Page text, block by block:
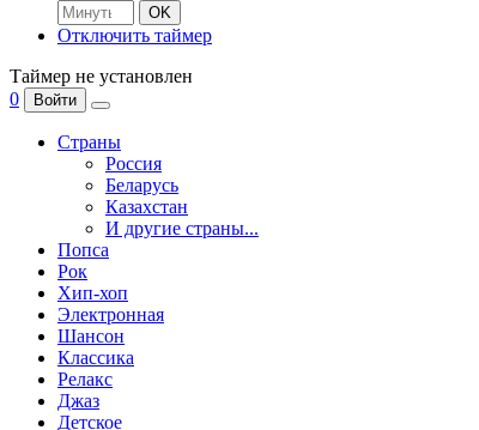
OK
Отключить таймер
Таймер не установлен
0
Войти
Страны
Россия
Беларусь
Казахстан
И другие страны...
Попса
Рок
Хип-хоп
Электронная
Шансон
Классика
Релакс
Джаз
Детское